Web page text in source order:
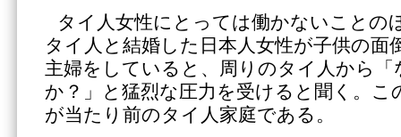
タイ人女性にとっては働かないことの
タイ人と結婚した日本人女性が子供の面
主婦をしていると、周りのタイ人から
か？」と猛烈な圧力を受けると聞く。こ
が当たり前のタイ人家庭である。